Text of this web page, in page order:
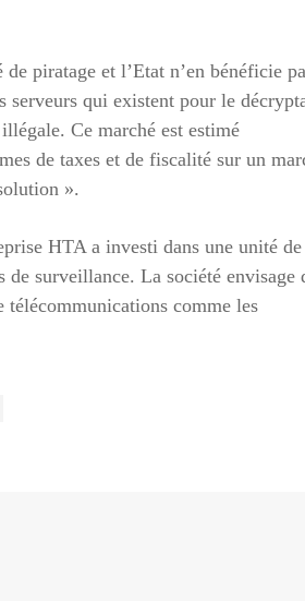
piratage et l’Etat n’en bénéficie
qui existent pour le
Ce marché est estimé
de taxes et de fiscalité sur un
».
HTA a investi dans une unité de
de surveillance. La société envisage
comme les